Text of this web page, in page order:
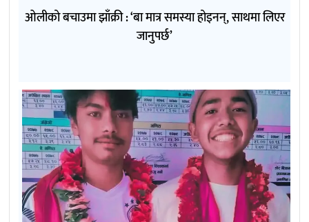
ओलीको बचाउमा झाँक्री : ‘बा मात्र समस्या होइनन्, साथमा लिएर
जानुपर्छ’